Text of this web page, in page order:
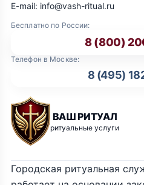
ВАШ РИТУАЛ
ритуальные услуги
Бесплатно по России:
8 (800)
Телефон в Москве:
8 (495)
E-mail: info@vash-ritual.ru
Городская ритуальная